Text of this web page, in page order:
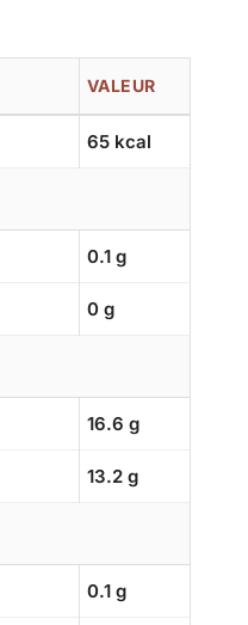
VALEUR
65 kcal
0.1 g
0 g
16.6 g
13.2 g
0.1 g